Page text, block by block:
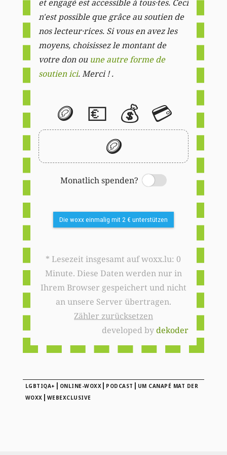
et engagé est accessible à tous·tes. Ceci
n'est possible que grâce au soutien de
nos lecteur·rices. Si vous en avez les
moyens, choisissez le montant de
votre don ou une autre forme de
soutien ici. Merci ! .
🪙 💶 💰 💳
🪙
Monatlich spenden?
Switch
Die woxx einmalig mit 2 € unterstützen
* Lesezeit insgesamt auf woxx.lu: 0
Minute. Diese Daten werden nur in
Ihrem Browser gespeichert und nicht
an unsere Server übertragen.
Zähler zurücksetzen
developed bydekoder
LGBTIQA+ | ONLINE-WOXX | PODCAST | UM CANAPÉ MAT DER
WOXX | WEBEXCLUSIVE